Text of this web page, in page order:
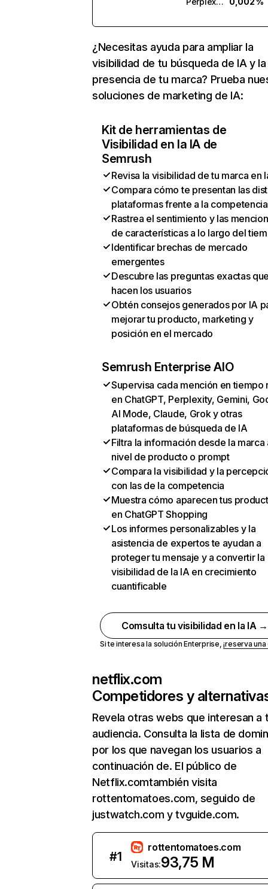
¿Necesitas ayuda para ampliar la
visibilidad de tu búsqueda de IA y la
presencia de tu marca? Prueba
soluciones de marketing de IA:
Kit de herramientas de
Visibilidad en la IA de
Semrush
Revisa la visibilidad de tu marca en
Compara cómo te presentan las
plataformas frente a la competencia
Rastrea el sentimiento y las
de características a lo largo del
Identificar brechas de mercado
emergentes
Descubre las preguntas exactas
hacen los usuarios
Obtén consejos generados por IA
mejorar tu producto, marketing y
posición en el mercado
Semrush Enterprise AIO
Supervisa cada mención en tiempo
en ChatGPT, Perplexity, Gemini,
AI Mode, Claude, Grok y otras
plataformas de búsqueda de IA
Filtra la información desde la marca
nivel de producto o prompt
Compara la visibilidad y la
con las de la competencia
Muestra cómo aparecen tus
en ChatGPT Shopping
Los informes personalizables y la
asistencia de expertos te ayudan a
proteger tu mensaje y a convertir la
visibilidad de la IA en crecimiento
cuantificable
Comsulta tu visibilidad en la IA →
Si te interesa la solución Enterprise,¡reserva
netflix.com
Competidores y
Revela otras webs que interesan a
audiencia. Consulta la lista de
por los que navegan los usuarios a
continuación de. El público de
Netflix.comtambién visita
rottentomatoes.com, seguido de
justwatch.com y tvguide.com.
#1
rottentomatoes.com
Visitas:93,75 M